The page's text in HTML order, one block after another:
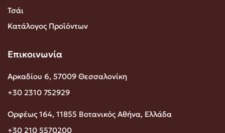
Τσάι
Κατάλογος Προϊόντων
Επικοινωνία
Αρκαδίου 6, 57009 Θεσσαλονίκη
+30 2310 752929
Ορφέως 164, 11855 Βοτανικός Αθήνα, Ελλάδα
+30 210 5570200